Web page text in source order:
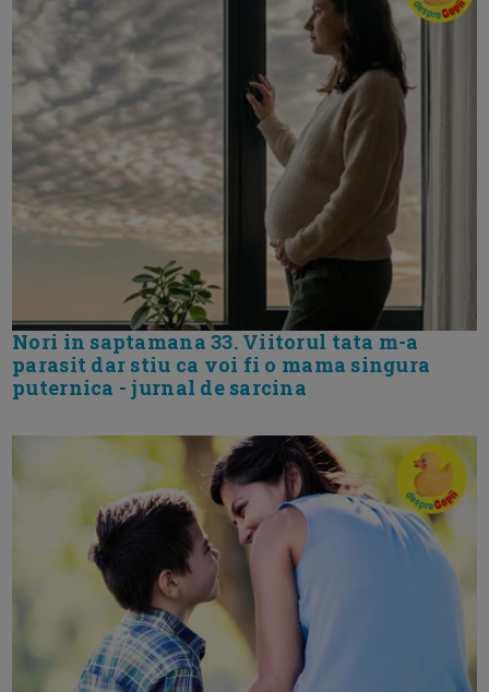
Nori in saptamana 33. Viitorul tata m-a
parasit dar stiu ca voi fi o mama singura
puternica - jurnal de sarcina